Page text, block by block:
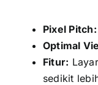
Pixel Pitch:
Optimal
Fitur:
ѕеdіkіt